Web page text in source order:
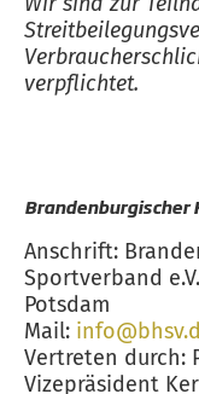
verpflichtet.
Brandenburgischer
Anschrift:
Sportverband
Potsdam
Mail:
Vertreten durch:
Vizepräsident